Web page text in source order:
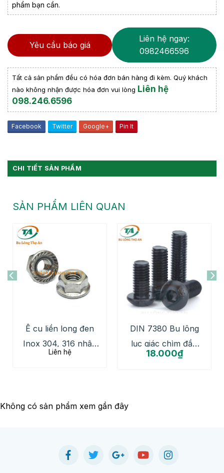
phẩm bạn cần.
Yêu cầu báo giá
Liên hệ ngay:
0982466596
Tất cả sản phẩm đều có hóa đơn bán hàng đi kèm. Quý khách
nào không nhận được hóa đơn vui lòng Liên hệ
098.246.6596
Facebook Twitter Google+ Pin It
CHI TIẾT SẢN PHẨM
SẢN PHẨM LIÊN QUAN
Ê cu liền long đen
Inox 304, 316 nhập
khẩu giá tốt, hàng
Liên hệ
DIN 7380 Bu lông
lục giác chìm đầu
cầu đen
18.000₫
Không có sản phẩm xem gần đây